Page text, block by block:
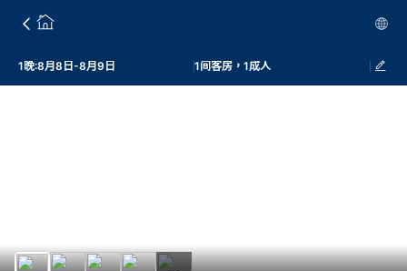
1晚:8月8日-8月9日 1间客房，1成人